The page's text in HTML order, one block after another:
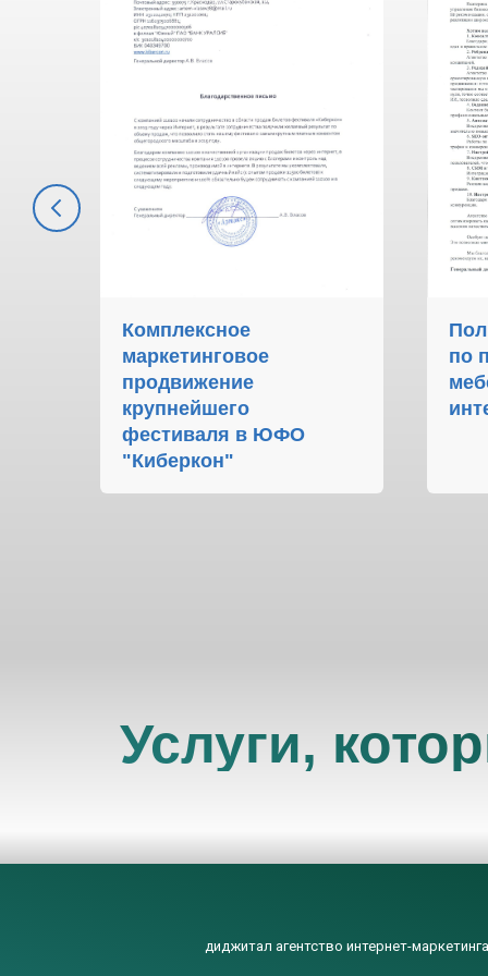
Комплексное
маркетинговое
продвижение
крупнейшего
фестиваля в ЮФО
"Киберкон"
по
Услуги,
диджитал агентство интернет-